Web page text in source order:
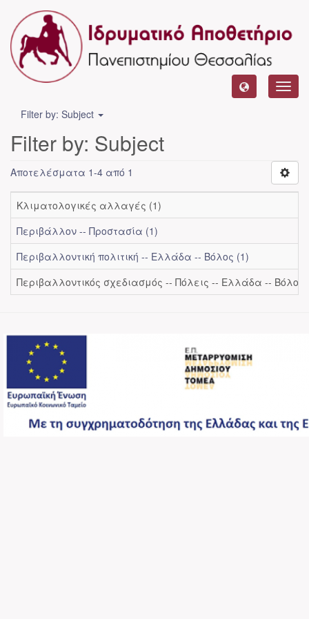
Filter by: Subject
Filter by: Subject
Αποτελέσματα 1-4 από 1
Κλιματολογικές αλλαγές (1)
Περιβάλλον -- Προστασία (1)
Περιβαλλοντική πολιτική -- Ελλάδα -- Βόλος (1)
Περιβαλλοντικός σχεδιασμός -- Πόλεις -- Ελλάδα -- Βόλος